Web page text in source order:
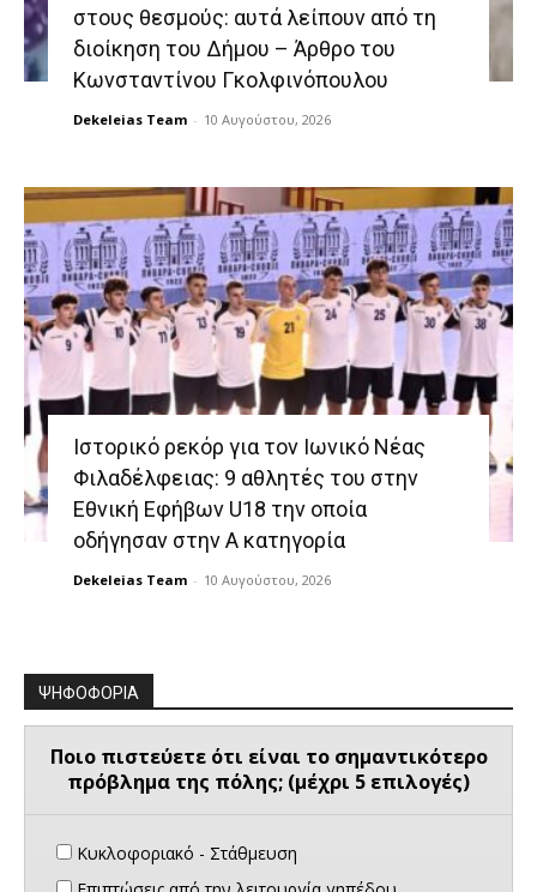
στους θεσμούς: αυτά λείπουν από τη
διοίκηση του Δήμου – Άρθρο του
Κωνσταντίνου Γκολφινόπουλου
Dekeleias Team - 10 Αυγούστου, 2026
Ιστορικό ρεκόρ για τον Ιωνικό Νέας
Φιλαδέλφειας: 9 αθλητές του στην
Εθνική Εφήβων U18 την οποία
οδήγησαν στην Α κατηγορία
Dekeleias Team - 10 Αυγούστου, 2026
ΨΗΦΟΦΟΡΙΑ
Ποιο πιστεύετε ότι είναι το σημαντικότερο
πρόβλημα της πόλης; (μέχρι 5 επιλογές)
Κυκλοφοριακό - Στάθμευση